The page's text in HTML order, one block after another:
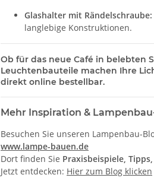
Glashalter mit Rändelschraube:
langlebige Konstruktionen.
Ob für das neue Café in belebten
Leuchtenbauteile machen Ihre
direkt online bestellbar.
Mehr Inspiration &
Besuchen Sie unseren Lampenbau-
www.lampe-bauen.de
Dort finden Sie Praxisbeispiele,
Jetzt entdecken: Hier zum Blog klicken